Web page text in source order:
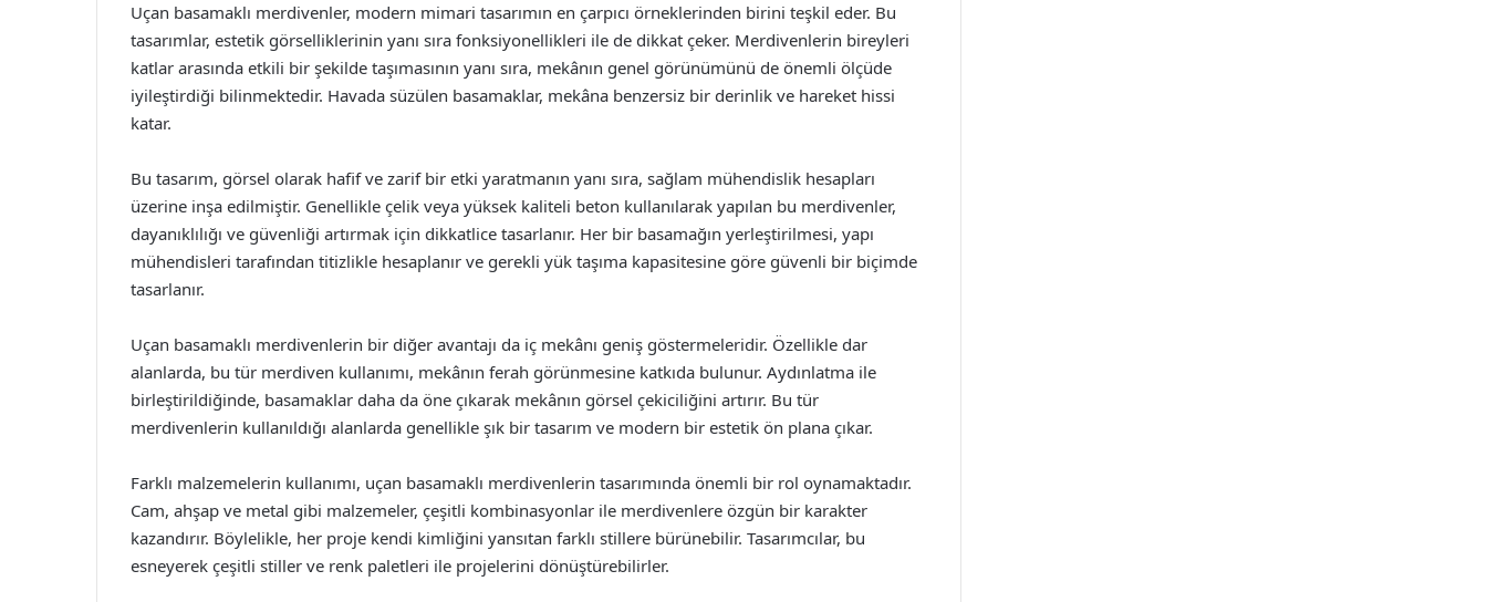
Uçan basamaklı merdivenler, modern mimari tasarımın en çarpıcı örneklerinden birini teşkil eder. Bu
tasarımlar, estetik görselliklerinin yanı sıra fonksiyonellikleri ile de dikkat çeker. Merdivenlerin bireyleri
katlar arasında etkili bir şekilde taşımasının yanı sıra, mekânın genel görünümünü de önemli ölçüde
iyileştirdiği bilinmektedir. Havada süzülen basamaklar, mekâna benzersiz bir derinlik ve hareket hissi
katar.
Bu tasarım, görsel olarak hafif ve zarif bir etki yaratmanın yanı sıra, sağlam mühendislik hesapları
üzerine inşa edilmiştir. Genellikle çelik veya yüksek kaliteli beton kullanılarak yapılan bu merdivenler,
dayanıklılığı ve güvenliği artırmak için dikkatlice tasarlanır. Her bir basamağın yerleştirilmesi, yapı
mühendisleri tarafından titizlikle hesaplanır ve gerekli yük taşıma kapasitesine göre güvenli bir biçimde
tasarlanır.
Uçan basamaklı merdivenlerin bir diğer avantajı da iç mekânı geniş göstermeleridir. Özellikle dar
alanlarda, bu tür merdiven kullanımı, mekânın ferah görünmesine katkıda bulunur. Aydınlatma ile
birleştirildiğinde, basamaklar daha da öne çıkarak mekânın görsel çekiciliğini artırır. Bu tür
merdivenlerin kullanıldığı alanlarda genellikle şık bir tasarım ve modern bir estetik ön plana çıkar.
Farklı malzemelerin kullanımı, uçan basamaklı merdivenlerin tasarımında önemli bir rol oynamaktadır.
Cam, ahşap ve metal gibi malzemeler, çeşitli kombinasyonlar ile merdivenlere özgün bir karakter
kazandırır. Böylelikle, her proje kendi kimliğini yansıtan farklı stillere bürünebilir. Tasarımcılar, bu
esneyerek çeşitli stiller ve renk paletleri ile projelerini dönüştürebilirler.